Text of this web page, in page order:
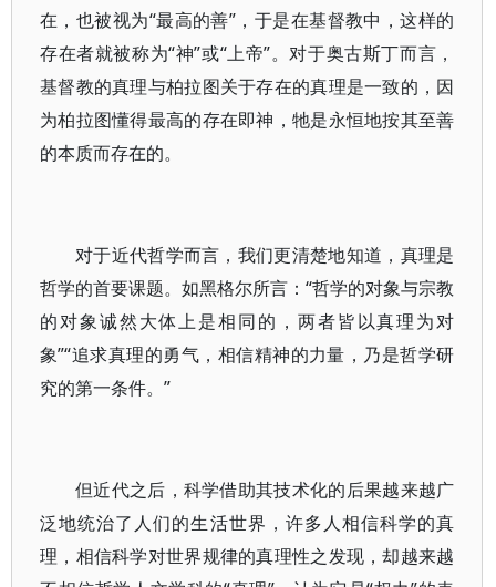
在，也被视为“最高的善”，于是在基督教中，这样的
存在者就被称为“神”或“上帝”。对于奥古斯丁而言，
基督教的真理与柏拉图关于存在的真理是一致的，因
为柏拉图懂得最高的存在即神，牠是永恒地按其至善
的本质而存在的。
对于近代哲学而言，我们更清楚地知道，真理是
哲学的首要课题。如黑格尔所言：“哲学的对象与宗教
的对象诚然大体上是相同的，两者皆以真理为对
象”“追求真理的勇气，相信精神的力量，乃是哲学研
究的第一条件。”
但近代之后，科学借助其技术化的后果越来越广
泛地统治了人们的生活世界，许多人相信科学的真
理，相信科学对世界规律的真理性之发现，却越来越